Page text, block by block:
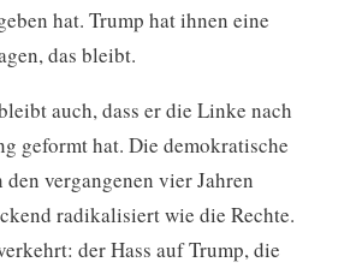
hat. Trump hat ihnen eine
das bleibt.
auch, dass er die Linke nach
geformt hat. Die demokratische
vergangenen vier Jahren
radikalisiert wie die Rechte.
der Hass auf Trump, die